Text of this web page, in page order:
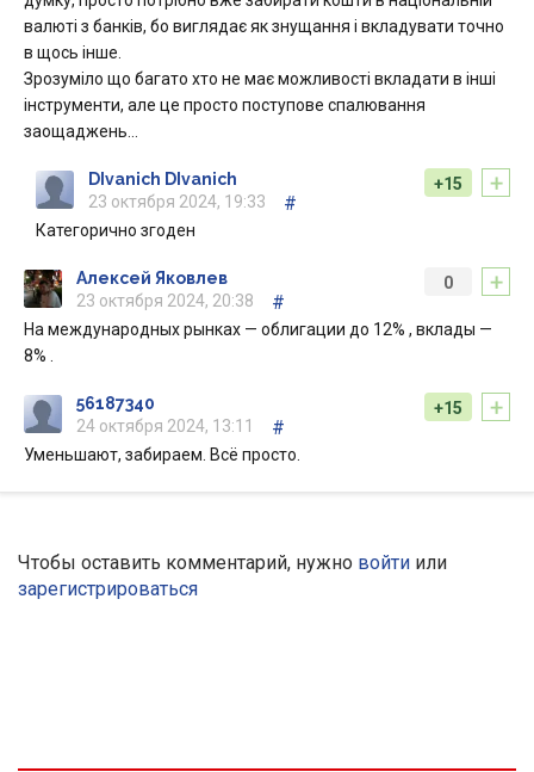
валюті з банків, бо виглядає як знущання і вкладувати точно
в щось інше.
Зрозуміло що багато хто не має можливості вкладати в інші
інструменти, але це просто поступове спалювання
заощаджень…
+
+15
DIvanich DIvanich
23 октября 2024, 19:33
#
Категорично згоден
+
0
Алексей Яковлев
23 октября 2024, 20:38
#
На международных рынках — облигации до 12% , вклады —
8% .
+
+15
56187340
24 октября 2024, 13:11
#
Уменьшают, забираем. Всё просто.
Чтобы оставить комментарий, нужно войти или
зарегистрироваться